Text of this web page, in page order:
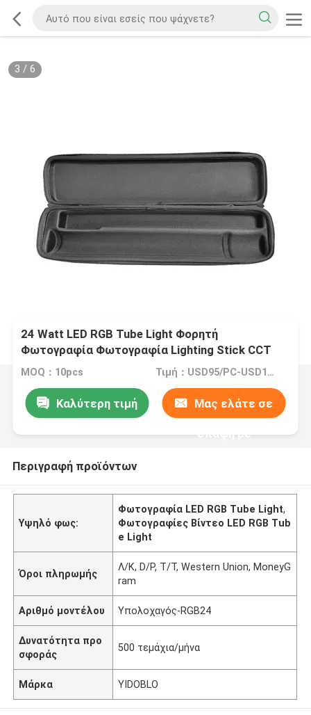
3 / 6
24 Watt LED RGB Tube Light Φορητή
Φωτογραφία Φωτογραφία Lighting Stick CCT
Mode Φωτογραφίες Βίντεο Φως
MOQ：10pcs Τιμή：USD95/PC-USD110/PC
Καλύτερη τιμή Μας ελάτε σε
επαφή με
Περιγραφή προϊόντων
Υψηλό φως:
Φωτογραφία LED RGB Tube Light,
Φωτογραφίες Βίντεο LED RGB Tub
e Light
Όροι πληρωμής
Λ/Κ, D/P, T/T, Western Union, MoneyG
ram
Αριθμό μοντέλου Υπολοχαγός-RGB24
Δυνατότητα προ
σφοράς
500 τεμάχια/μήνα
Μάρκα YIDOBLO